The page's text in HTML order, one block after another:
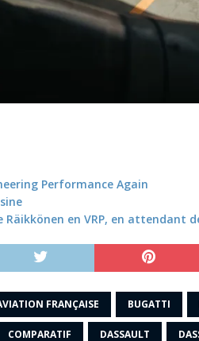
Performance Again
Räikkönen en VRP, en attendant
FRANÇAISE BUGATTI
COMPARATIF DASSAULT